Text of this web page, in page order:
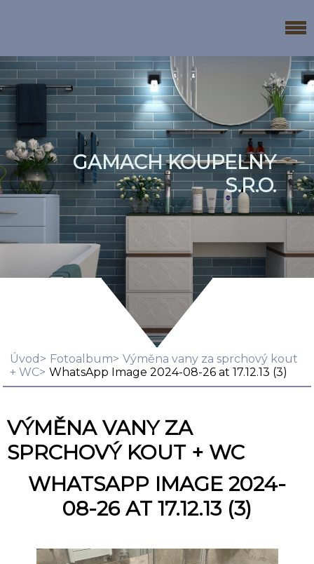
GAMACH KOUPELNY
S.R.O.
Úvod Fotoalbum
Výměna vany za sprchový kout
+ WC
WhatsApp Image 2024-08-26 at 17.12.13 (3)
VÝMĚNA VANY ZA
SPRCHOVÝ KOUT + WC
WHATSAPP IMAGE 2024-
08-26 AT 17.12.13 (3)